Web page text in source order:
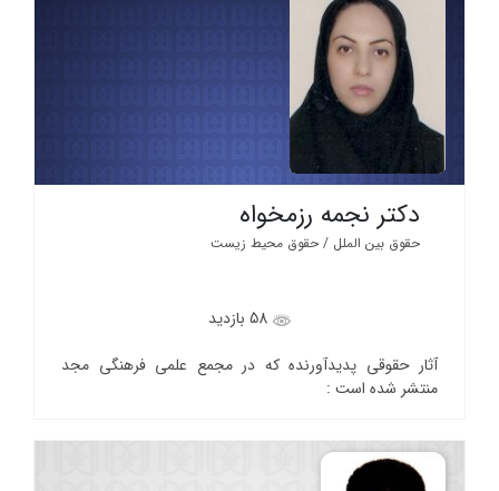
دکتر نجمه رزمخواه
حقوق بین الملل / حقوق محیط زیست
58 بازدید
آثار حقوقی پدیدآورنده که در مجمع علمی فرهنگی مجد
منتشر شده است :